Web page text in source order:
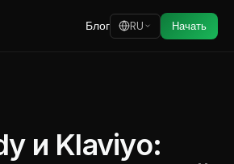
Блог RU Начать
и Klaviyo: